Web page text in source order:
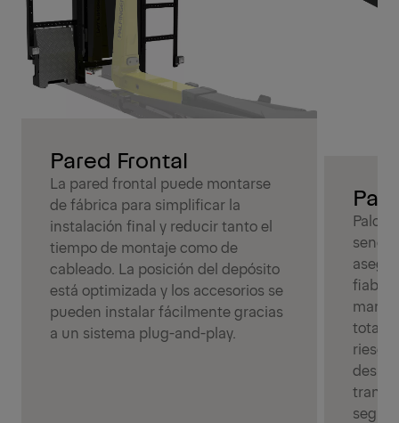
Pared Frontal
La pared frontal puede montarse
de fábrica para simplificar la
instalación final y reducir tanto el
tiempo de montaje como de
cableado. La posición del depósito
está optimizada y los accesorios se
pueden instalar fácilmente gracias
a un sistema plug-and-play.
fiable
riesgo